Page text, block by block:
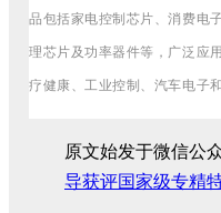
品包括家电控制芯片、消费电
理芯片及功率器件等，广泛应
疗健康、工业控制、汽车电子
原文始发于微信公
导获评国家级专精